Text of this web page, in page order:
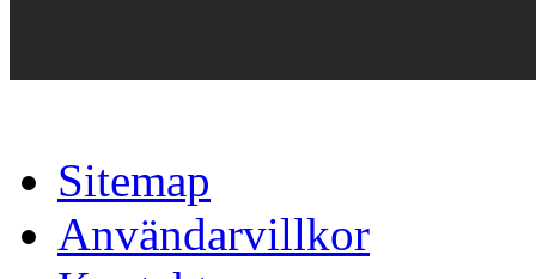
Sitemap
Användarvillkor